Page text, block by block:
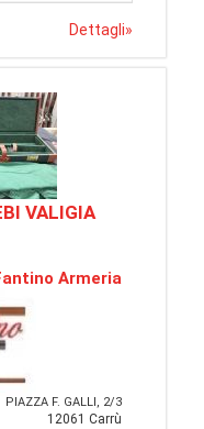
Dettagli»
VALIGIA
Armeria
PIAZZA F. GALLI, 2/3
12061 Carrù